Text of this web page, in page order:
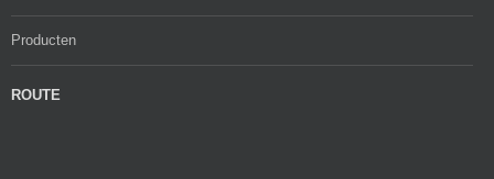
Producten
ROUTE